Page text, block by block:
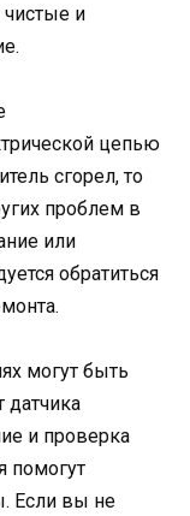
чистые и
цепью
сгорел, то
проблем в
или
обратиться
могут быть
датчика
и проверка
помогут
Если вы не